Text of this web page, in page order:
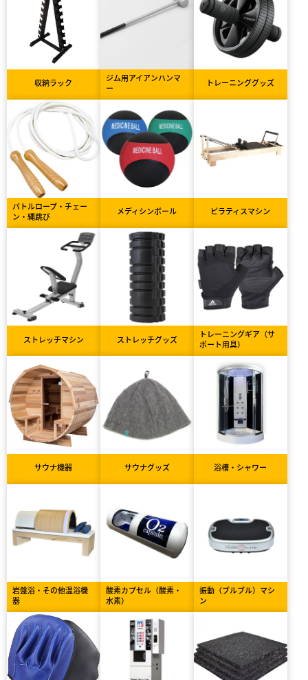
収納ラック
ジム用アイアンハンマ
ー
トレーニンググッズ
バトルロープ・チェー
ン・縄跳び
メディシンボール ピラティスマシン
ストレッチマシン ストレッチグッズ
トレーニングギア（サ
ポート用具）
サウナ機器 サウナグッズ 浴槽・シャワー
岩盤浴・その他温浴機
器
酸素カプセル（酸素・
水素）
振動（ブルブル）マシ
ン